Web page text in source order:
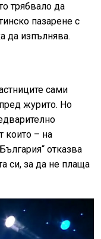
трябвало да
пазарене с
да изпълнява.
сами
журито. Но
които – на
отказва
си, за да не плаща